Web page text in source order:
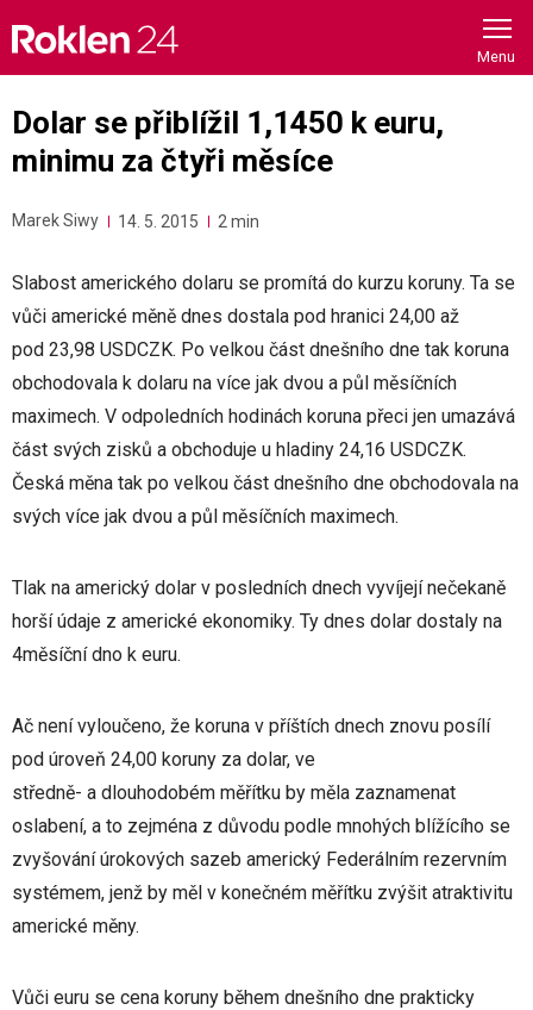
content
Dolar se přiblížil 1,1450 k euru,
minimu za čtyři měsíce
Marek Siwy 14. 5. 2015 2 min
Slabost amerického dolaru se promítá do kurzu koruny. Ta se
vůči americké měně dnes dostala pod hranici 24,00 až
pod 23,98 USDCZK. Po velkou část dnešního dne tak koruna
obchodovala k dolaru na více jak dvou a půl měsíčních
maximech. V odpoledních hodinách koruna přeci jen umazává
část svých zisků a obchoduje u hladiny 24,16 USDCZK.
Česká měna tak po velkou část dnešního dne obchodovala na
svých více jak dvou a půl měsíčních maximech.
Tlak na americký dolar v posledních dnech vyvíjejí nečekaně
horší údaje z americké ekonomiky. Ty dnes dolar dostaly na
4měsíční dno k euru.
Ač není vyloučeno, že koruna v příštích dnech znovu posílí
pod úroveň 24,00 koruny za dolar, ve
středně- a dlouhodobém měřítku by měla zaznamenat
oslabení, a to zejména z důvodu podle mnohých blížícího se
zvyšování úrokových sazeb americký Federálním rezervním
systémem, jenž by měl v konečném měřítku zvýšit atraktivitu
americké měny.
Vůči euru se cena koruny během dnešního dne prakticky